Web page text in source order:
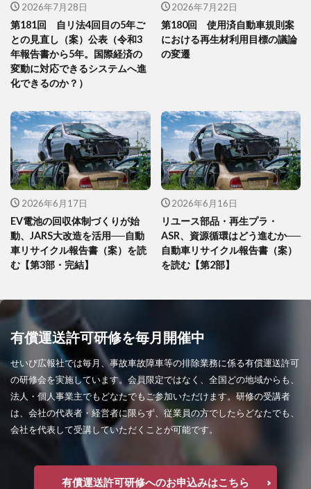
2026年7月28日
第181回 自リ法4回目の5年ご
との見直し（案）公表（令和3
年報告書から5年。国際経済の
変動に対応できるシステムへ進
化できるのか？）
2026年7月22日
第180回 使用済自動車規則案
における再生材利用目標の議論
の変遷
2026年6月17日
EV電池の回収体制づくりが始
動、JARS大改造を活用──自動
車リサイクル報告書（案）を読
む【第3部・完結】
2026年6月16日
リユース部品・再生プラ・
ASR、資源循環はどう進むか──
自動車リサイクル報告書（案）
を読む【第2部】
有償運送許可研修を毎月開催中
せいび広報社では毎月、事故車故障車等の排除業務に係る有償運送許可
の研修会を実施しています。会員限定ではなく、全国どの地域からも、
法人・個人事業主でもどなたでもご参加いただけます。研修の受講者
は、会社の代表者・経営者に限らず、従業員の方でしたらどなたでも、
会社を代表して受講していただくことが可能です。
有償運送許可研修へのお申込みはこちら